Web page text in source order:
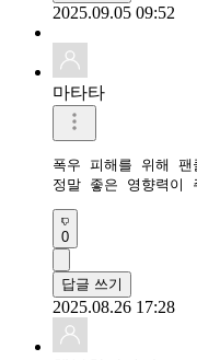
2025.09.05 09:52
마타타
폭우 피해를 위해 팬
정말 좋은 영향력이
0
답글 쓰기
2025.08.26 17:28